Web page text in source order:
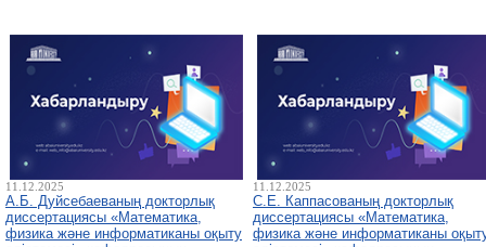
11.12.2025
А.Б. Дуйсебаеваның докторлық
диссертациясы «Математика,
физика және информатиканы оқыту
11.12.2025
С.Е. Каппасованың докторлық
диссертациясы «Математика,
физика және информатиканы